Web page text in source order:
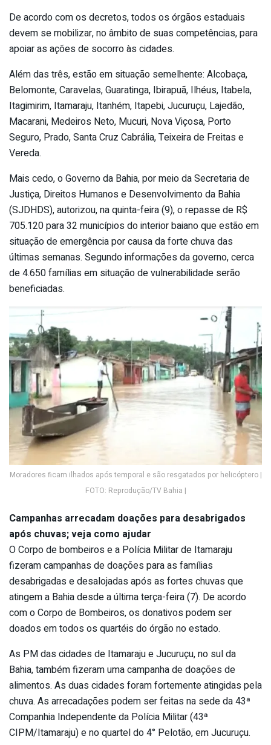
De acordo com os decretos, todos os órgãos estaduais
devem se mobilizar, no âmbito de suas competências, para
apoiar as ações de socorro às cidades.
Além das três, estão em situação semelhente: Alcobaça,
Belomonte, Caravelas, Guaratinga, Ibirapuã, Ilhéus, Itabela,
Itagimirim, Itamaraju, Itanhém, Itapebi, Jucuruçu, Lajedão,
Macarani, Medeiros Neto, Mucuri, Nova Viçosa, Porto
Seguro, Prado, Santa Cruz Cabrália, Teixeira de Freitas e
Vereda.
Mais cedo, o Governo da Bahia, por meio da Secretaria de
Justiça, Direitos Humanos e Desenvolvimento da Bahia
(SJDHDS), autorizou, na quinta-feira (9), o repasse de R$
705.120 para 32 municípios do interior baiano que estão em
situação de emergência por causa da forte chuva das
últimas semanas. Segundo informações da governo, cerca
de 4.650 famílias em situação de vulnerabilidade serão
beneficiadas.
Moradores ficam ilhados após temporal e são resgatados por helicóptero |
FOTO: Reprodução/TV Bahia |
Campanhas arrecadam doações para desabrigados
após chuvas; veja como ajudar
O Corpo de bombeiros e a Polícia Militar de Itamaraju
fizeram campanhas de doações para as famílias
desabrigadas e desalojadas após as fortes chuvas que
atingem a Bahia desde a última terça-feira (7). De acordo
com o Corpo de Bombeiros, os donativos podem ser
doados em todos os quartéis do órgão no estado.
As PM das cidades de Itamaraju e Jucuruçu, no sul da
Bahia, também fizeram uma campanha de doações de
alimentos. As duas cidades foram fortemente atingidas pela
chuva. As arrecadações podem ser feitas na sede da 43ª
Companhia Independente da Polícia Militar (43ª
CIPM/Itamaraju) e no quartel do 4° Pelotão, em Jucuruçu.